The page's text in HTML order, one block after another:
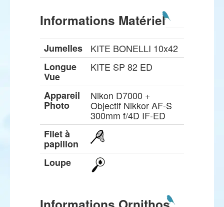
Informations Matériel
Jumelles
KITE BONELLI 10x42
Longue
Vue
KITE SP 82 ED
Appareil
Photo
Nikon D7000 +
Objectif Nikkor AF-S
300mm f/4D IF-ED
Filet à
papillon
Loupe